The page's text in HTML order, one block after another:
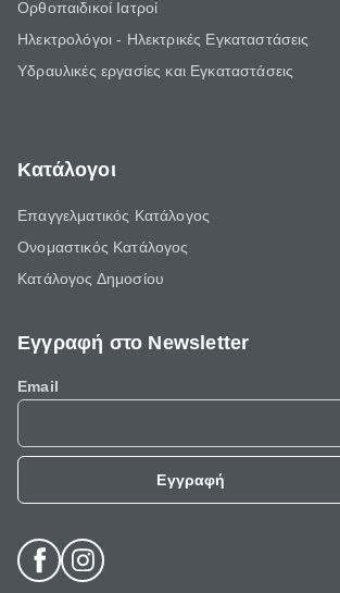
Ορθοπαιδικοί Ιατροί
Ηλεκτρολόγοι - Ηλεκτρικές Εγκαταστάσεις
Υδραυλικές εργασίες και Εγκαταστάσεις
Κατάλογοι
Επαγγελματικός Κατάλογος
Ονομαστικός Κατάλογος
Κατάλογος Δημοσίου
Εγγραφή στο Newsletter
Email
Εγγραφή